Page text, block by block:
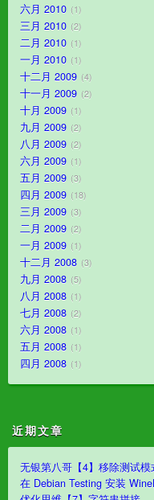
六月 2010 1
三月 2010 2
二月 2010 1
一月 2010 1
十二月 2009 4
十一月 2009 2
十月 2009 1
九月 2009 2
八月 2009 2
六月 2009 1
五月 2009 3
四月 2009 18
三月 2009 3
二月 2009 2
一月 2009 1
十二月 2008 3
九月 2008 5
八月 2008 1
七月 2008 2
六月 2008 1
五月 2008 1
四月 2008 1
近期文章
无银第八哥【4】移除测试模
在 Debian Testing 安装